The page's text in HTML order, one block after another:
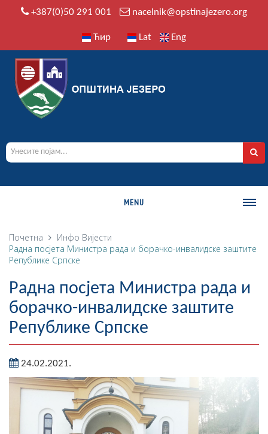
+387(0)50 291 001 nacelnik@opstinajezero.org
Ћир Lat Eng
MENU
О ОПШТИНИ
Историја
Географија
Насељена мјеста
Занимљивости
Фотогалерија
НАЧЕЛНИК
О Начелнику
Почетна Инфо Вијести
Радна посјета Министра рада и борачко-инвалидске заштите
Републике Српске
Радна посјета Министра рада и
борачко-инвалидске заштите
Републике Српске
24.02.2021.